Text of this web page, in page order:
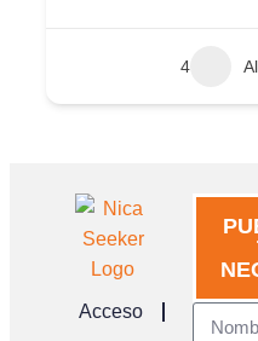
4
Acceso